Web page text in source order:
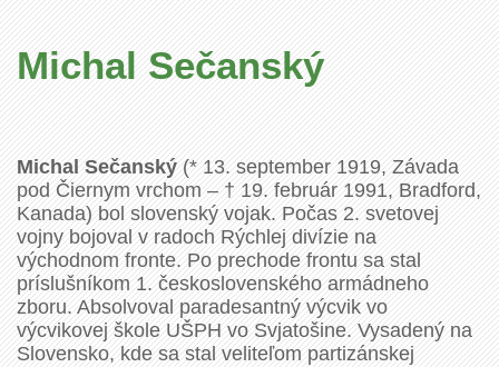
Michal Sečanský
Michal Sečanský(* 13. september 1919, Závada
pod Čiernym vrchom – † 19. február 1991, Bradford,
Kanada) bol slovenský vojak. Počas 2. svetovej
vojny bojoval v radoch Rýchlej divízie na
východnom fronte. Po prechode frontu sa stal
príslušníkom 1. československého armádneho
zboru. Absolvoval paradesantný výcvik vo
výcvikovej škole UŠPH vo Svjatošine. Vysadený na
Slovensko, kde sa stal veliteľom partizánskej